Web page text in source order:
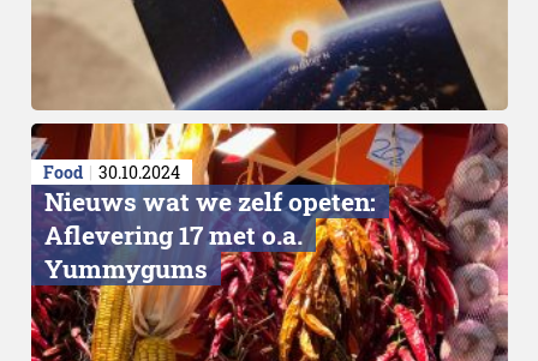
Food 30.10.2024
Nieuws wat we zelf opeten:
Aflevering 17 met o.a.
Yummygums